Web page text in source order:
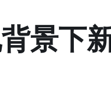
景下